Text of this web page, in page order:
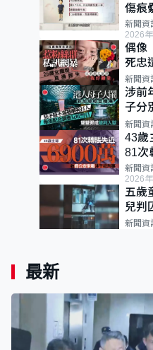
傷痕
冷血
新聞資
2026
偶像
死忠
後輕
新聞資
涉前
子分
新聞資
43歲
81次
元
新聞資
2026
五歲
兒判
案最
新聞資
最新